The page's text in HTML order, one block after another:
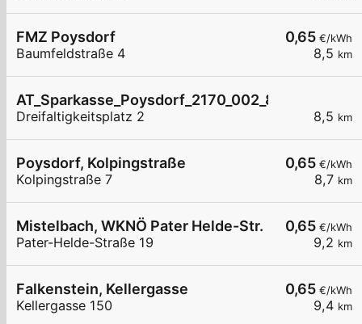
0,65 €/kWh
8,5 km
FMZ Poysdorf
Baumfeldstraße 4
8,5 km
AT_Sparkasse_Poysdorf_2170_002_8211012707
Dreifaltigkeitsplatz 2
0,65 €/kWh
8,7 km
Poysdorf, Kolpingstraße
Kolpingstraße 7
0,65 €/kWh
9,2 km
Mistelbach, WKNÖ Pater Helde-Str.
Pater-Helde-Straße 19
0,65 €/kWh
9,4 km
Falkenstein, Kellergasse
Kellergasse 150